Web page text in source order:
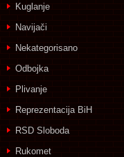
Kuglanje
Navijači
Nekategorisano
Odbojka
Plivanje
Reprezentacija BiH
RSD Sloboda
Rukomet